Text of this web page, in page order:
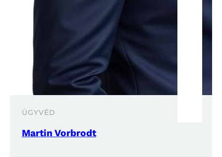
ÜGYVÉD
Martin Vorbrodt